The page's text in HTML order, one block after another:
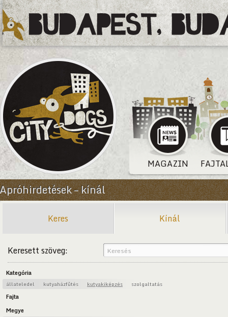
MAGAZIN
Apróhirdetések – kínál
Keres Kínál
Keresett szöveg:
Kategória
állateledel kutyaházfűtés kutyakiképzés szolgaltatás
Fajta
Megye